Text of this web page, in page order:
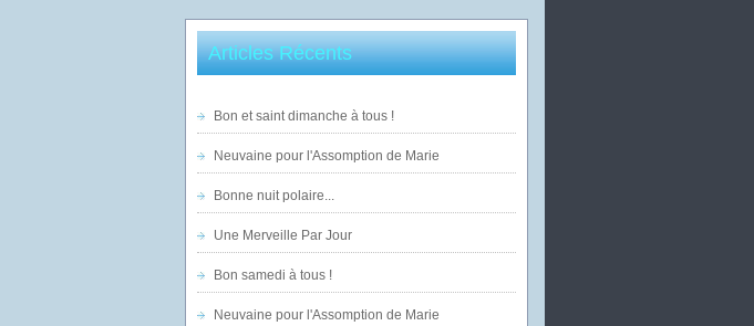
Articles Récents
Bon et saint dimanche à tous !
Neuvaine pour l'Assomption de Marie
Bonne nuit polaire...
Une Merveille Par Jour
Bon samedi à tous !
Neuvaine pour l'Assomption de Marie